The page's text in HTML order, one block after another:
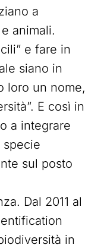
a
animali.
e fare in
siano in
loro un nome,
E così in
a integrare
sul posto
Dal 2011 al
in